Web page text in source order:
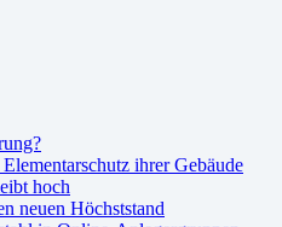
ihrer Gebäude
hoch
neuen Höchststand